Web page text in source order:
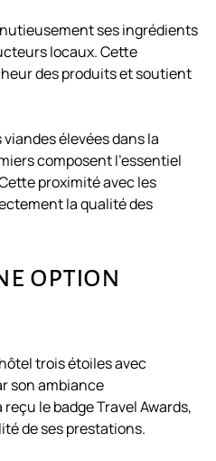
ses ingrédients
locaux. Cette
des produits et soutient
élevées dans la
composent l’essentiel
proximité avec les
la qualité des
option
trois étoiles avec
son ambiance
le badge Travel Awards,
de ses prestations.